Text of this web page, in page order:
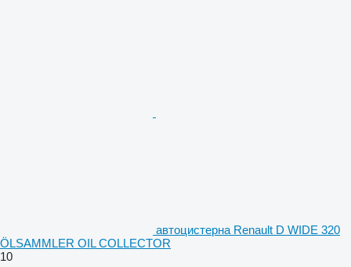
автоцистерна Renault D WIDE 320
ÖLSAMMLER OIL COLLECTOR
10